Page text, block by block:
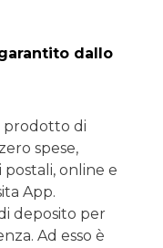
dallo
prodotto di
spese,
online e
App.
deposito per
Ad esso è